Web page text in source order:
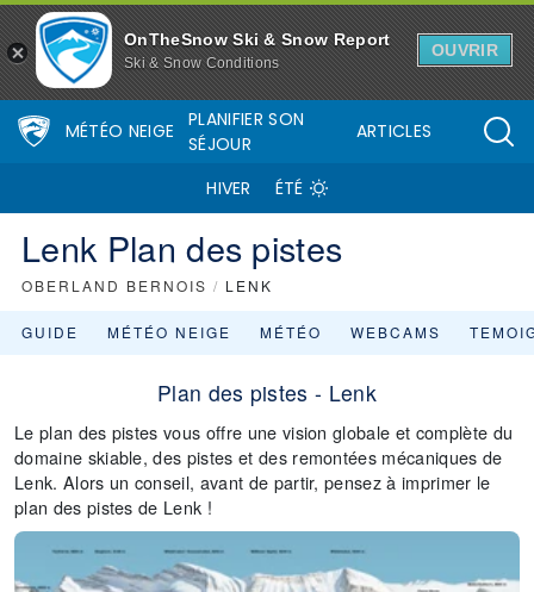
OnTheSnow Ski & Snow Report
Ski & Snow Conditions
OUVRIR
MÉTÉO NEIGE
PLANIFIER SON
SÉJOUR
ARTICLES
HIVER ÉTÉ
Lenk Plan des pistes
OBERLAND BERNOIS / LENK
GUIDE MÉTÉO NEIGE MÉTÉO WEBCAMS
Plan des pistes - Lenk
Le plan des pistes vous offre une vision globale et complète du
domaine skiable, des pistes et des remontées mécaniques de
Lenk. Alors un conseil, avant de partir, pensez à imprimer le
plan des pistes de Lenk !